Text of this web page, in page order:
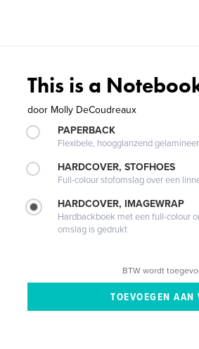
This is a
door Molly DeCoudreaux
PAPERBACK
Flexibele, hoogglanzend
HARDCOVER, STOFHOES
Full-colour stofomslag over een
HARDCOVER, IMAGEWRAP
Hardbackboek met een full-colour
omslag is gedrukt
BTW wordt